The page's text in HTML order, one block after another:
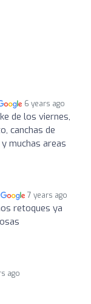
6 years ago
de los viernes,
canchas de
muchas areas
7 years ago
retoques ya
ago